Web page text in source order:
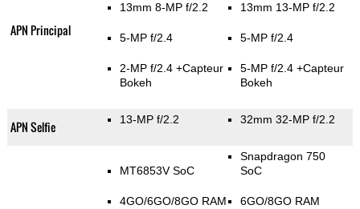
APN Principal
13mm 8-MP f/2.2
5-MP f/2.4
2-MP f/2.4 +Capteur
Bokeh
13mm 13-MP f/2.2
5-MP f/2.4
5-MP f/2.4 +Capteur
Bokeh
APN Selfie 13-MP f/2.2 32mm 32-MP f/2.2
MT6853V SoC
4GO/6GO/8GO RAM
Snapdragon 750
SoC
6GO/8GO RAM